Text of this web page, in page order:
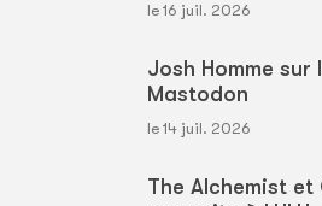
le 16 juil. 2026
Josh Homme sur
Mastodon
le 14 juil. 2026
The Alchemist